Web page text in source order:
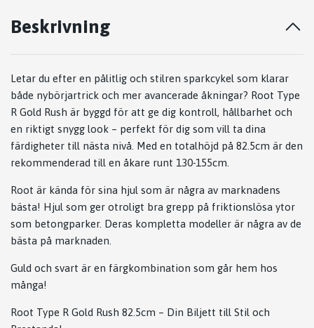
Beskrivning
Letar du efter en pålitlig och stilren sparkcykel som klarar
både nybörjartrick och mer avancerade åkningar? Root Type
R Gold Rush är byggd för att ge dig kontroll, hållbarhet och
en riktigt snygg look – perfekt för dig som vill ta dina
färdigheter till nästa nivå. Med en totalhöjd på 82.5cm är den
rekommenderad till en åkare runt 130-155cm.
Root är kända för sina hjul som är några av marknadens
bästa! Hjul som ger otroligt bra grepp på friktionslösa ytor
som betongparker. Deras kompletta modeller är några av de
bästa på marknaden.
Guld och svart är en färgkombination som går hem hos
många!
Root Type R Gold Rush 82.5cm – Din Biljett till Stil och